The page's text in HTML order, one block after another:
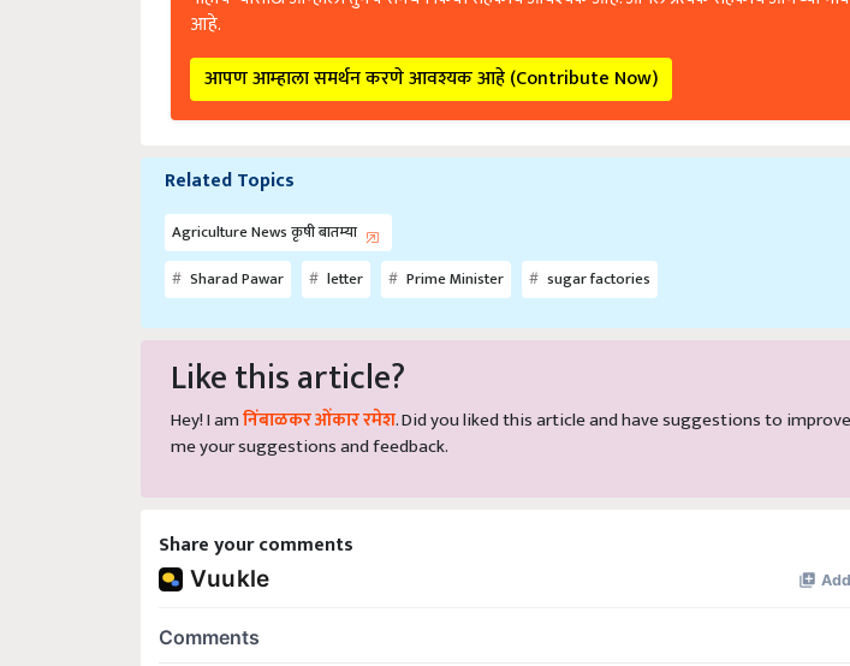
आहे.
आपण आम्हाला समर्थन करणे आवश्यक आहे (Contribute Now)
Related Topics
Agriculture News कृषी बातम्या
Sharad Pawar
letter Prime Minister sugar factories
Like this article?
Hey! I am निंबाळकर ओंकार रमेश . Did you liked this article and have suggestions to
me your suggestions and feedback.
Share your comments